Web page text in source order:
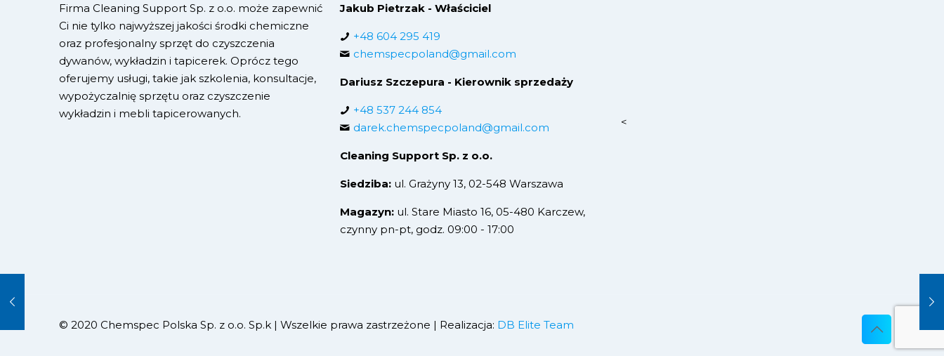
Firma Cleaning Support Sp. z o.o. może zapewnić
Ci nie tylko najwyższej jakości środki chemiczne
oraz profesjonalny sprzęt do czyszczenia
dywanów, wykładzin i tapicerek. Oprócz tego
oferujemy usługi, takie jak szkolenia, konsultacje,
wypożyczalnię sprzętu oraz czyszczenie
wykładzin i mebli tapicerowanych.
Jakub Pietrzak - Właściciel
+48 604 295 419
chemspecpoland@gmail.com
Dariusz Szczepura - Kierownik sprzedaży
+48 537 244 854
darek.chemspecpoland@gmail.com
Cleaning Support Sp. z o.o.
Siedziba:ul. Grażyny 13, 02-548 Warszawa
Magazyn:ul. Stare Miasto 16, 05-480 Karczew,
czynny pn-pt, godz. 09:00 - 17:00
<
© 2020 Chemspec Polska Sp. z o.o. Sp.k | Wszelkie prawa zastrzeżone | Realizacja: DB Elite Team